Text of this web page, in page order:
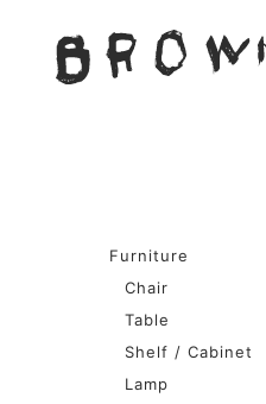
content
Furniture
Chair
Table
Shelf / Cabinet
Lamp